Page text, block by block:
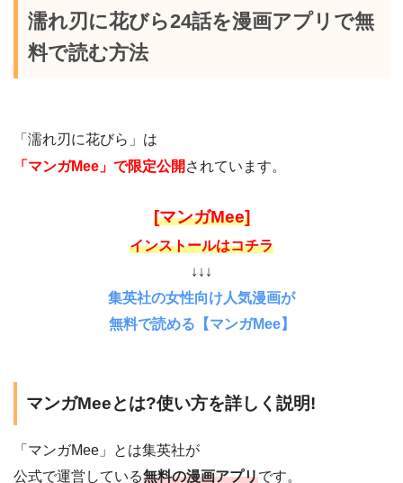
濡れ刃に花びら24話を漫画アプリで無
料で読む方法
「濡れ刃に花びら」は
「マンガMee」で限定公開 されています。
[マンガMee]
インストールはコチラ
↓↓↓
集英社の女性向け人気漫画が
無料で読める【マンガMee】
マンガMeeとは?使い方を詳しく説明!
「マンガMee」とは集英社が
公式で運営している無料の漫画アプリです。